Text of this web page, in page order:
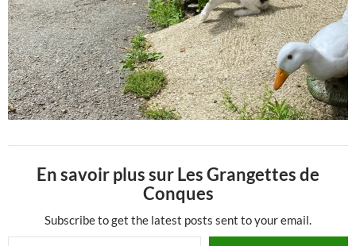
En savoir plus sur Les Grangettes de
Conques
Subscribe to get the latest posts sent to your email.
Saisissez votre adresse e-mail…